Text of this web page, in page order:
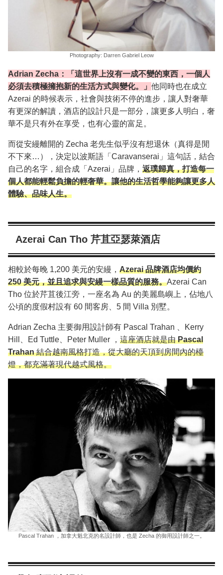
Photography: Darren Gabriel Leow
Adrian Zecha：「這世界上沒有一成不變的東西，一個人
必須去積極擁抱新的生活方式與變化。」 他同時也在成立
Azerai 的時候表示，社會與技術不停的進步，讓人對奢華
有更深的解讀，酒店的設計只是一部分，讓更多人明白，奢
華不是只有外在享受，也有心靈的富足。
而從安縵離開的 Zecha 老先生似乎沒有想退休（真得是閒
不下來…），決定以波斯語「Caravanserai」這句話，結合
自己的名字，組合成「Azerai」品牌， 返璞歸真，打造每一
個人都能輕鬆負擔的輕奢華。讓他的生活哲學能夠讓更多人
體驗、品味人生。
Azerai Can Tho 芹苴亞瑟萊酒店
相較於每晚 1,200 美元的安縵， Azerai 品牌酒店均價約
250 美元，並且追求與安縵一樣品質的服務。Azerai Can
Tho 位於芹苴後江旁，一座名為 Au 的美麗島嶼上，佔地八
公頃的度假村設有 60 間客房、5 間 Villa 別墅。
Adrian Zecha 主要御用設計師有 Pascal Trahan 、Kerry
Hill、Ed Tuttle、Peter Muller ， 這座酒店就是由Pascal
Trahan結合越南風格打造，從大廳的天頂到房間內的檯
燈，都充滿著現代越式風格。
Pascal Trahan ，加拿大魁北克的名設計師，也是 Zecha 的御用設計師之一。